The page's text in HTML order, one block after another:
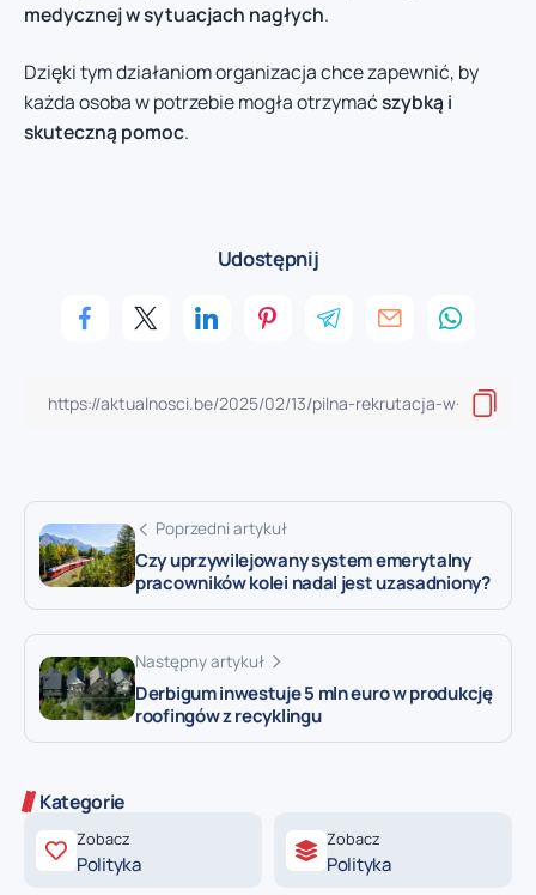
medycznej w sytuacjach nagłych.
Dzięki tym działaniom organizacja chce zapewnić, by
każda osoba w potrzebie mogła otrzymaćszybką i
skuteczną pomoc.
Udostępnij
Poprzedni artykuł
Czy uprzywilejowany system emerytalny
pracowników kolei nadal jest uzasadniony?
Następny artykuł
Derbigum inwestuje 5 mln euro w produkcję
roofingów z recyklingu
Kategorie
Zobacz
Polityka
Zobacz
Polityka